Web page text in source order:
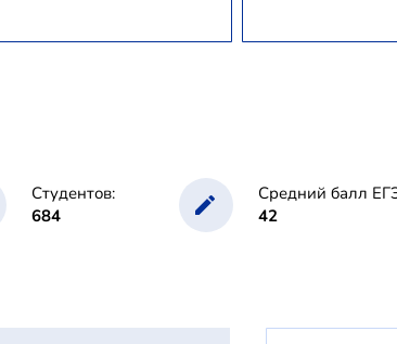
Студентов:
684
Средний балл
42